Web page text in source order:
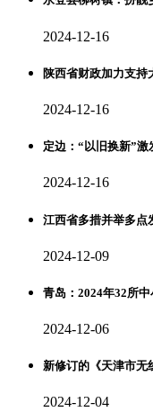
2024-12-16
陕西省财政加力支
2024-12-16
定边：“以旧换新”激
2024-12-16
江西省多措并举多点
2024-12-09
青岛：2024年32所
2024-12-06
新修订的《天津市无
2024-12-04